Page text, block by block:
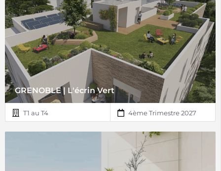
GRENOBLE | L'écrin Vert
T1 au T4 4ème Trimestre 2027